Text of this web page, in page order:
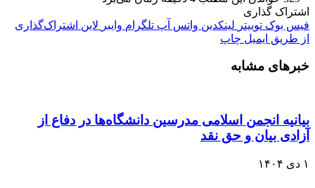
اشتراک گذاری
فیس بوک توییتر لینکدین واتس آپ تلگرام وایبر لاین اشتراک‌گذاری
از طریق ایمیل چاپ
خبرهای مشابه
بیانیه انجمن اسلامی مدرسین دانشگاه‌ها در دفاع از
آزادی بیان و حق نقد
۱ دی ۱۴۰۴